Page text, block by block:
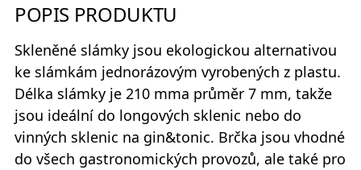
POPIS PRODUKTU
Skleněné slámkyjsou ekologickou alternativou
ke slámkám jednorázovým vyrobených z plastu.
Délka slámky je 210 mma průměr 7 mm, takže
jsou ideální do longových sklenic nebo do
vinných sklenic na gin&tonic. Brčka jsou vhodné
do všech gastronomických provozů, ale také pro